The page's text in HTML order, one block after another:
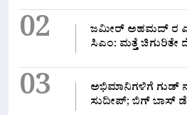
02
ಜಮೀರ್ ಅಹಮದ್ ರ
ಸಿಎಂ: ಮತ್ತೆ ಚಿಗುರಿತೇ
03
ಅಭಿಮಾನಿಗಳಿಗೆ ಗುಡ್
ಸುದೀಪ್; ಬಿಗ್ ಬಾಸ್